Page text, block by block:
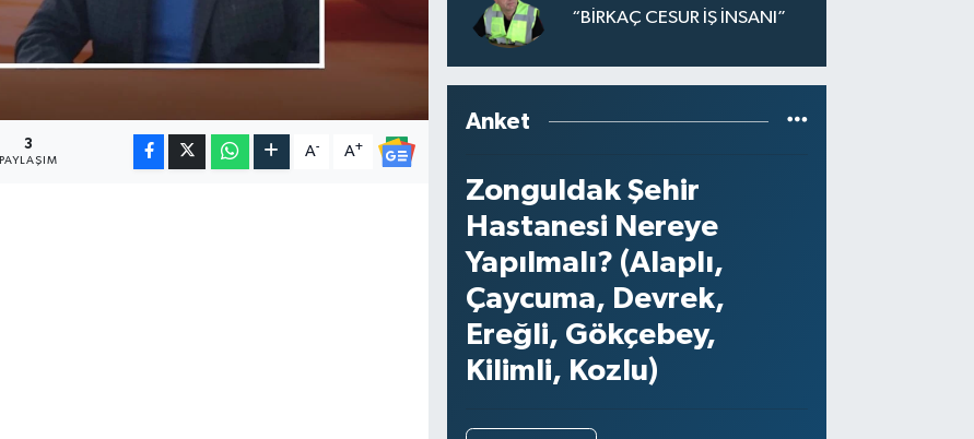
3
PAYLAŞIM
A- A+
“BİRKAÇ CESUR İŞ İNSANI”
Anket
Zonguldak Şehir
Hastanesi Nereye
Yapılmalı? (Alaplı,
Çaycuma, Devrek,
Ereğli, Gökçebey,
Kilimli, Kozlu)